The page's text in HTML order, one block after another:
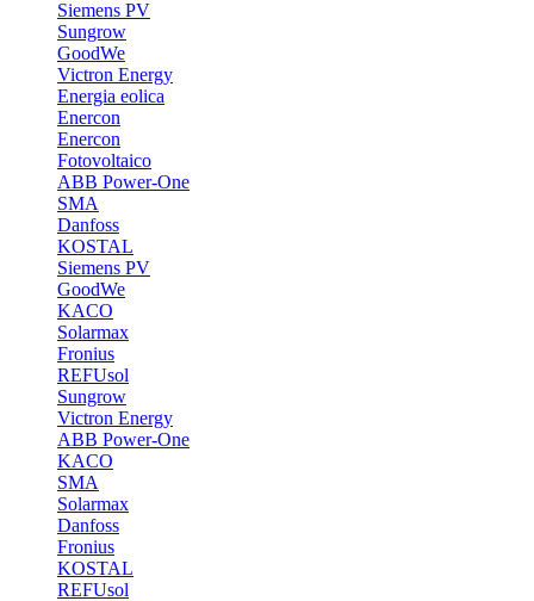
Siemens PV
Sungrow
GoodWe
Victron Energy
Energia eolica
Enercon
Enercon
Fotovoltaico
ABB Power-One
SMA
Danfoss
KOSTAL
Siemens PV
GoodWe
KACO
Solarmax
Fronius
REFUsol
Sungrow
Victron Energy
ABB Power-One
KACO
SMA
Solarmax
Danfoss
Fronius
KOSTAL
REFUsol